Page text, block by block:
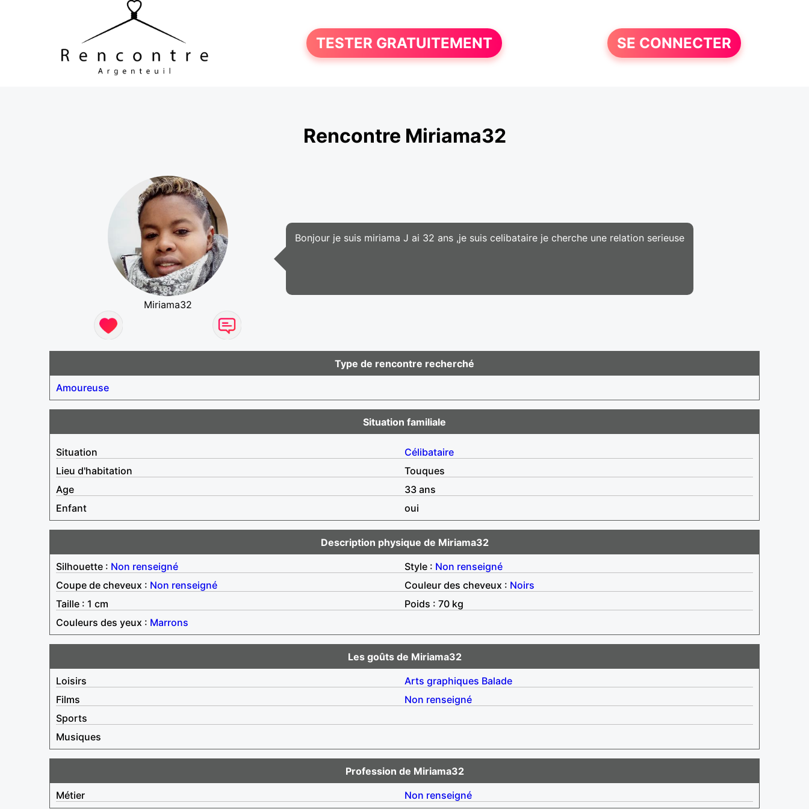
TESTER GRATUITEMENT SE CONNECTER
Rencontre Miriama32
Miriama32
Bonjour je suis miriama J ai 32 ans ,je suis celibataire je cherche une relation serieuse
Type de rencontre recherché
Amoureuse
Situation familiale
Situation
Célibataire
Lieu d'habitation
Touques
Age
33 ans
Enfant
oui
Description physique de Miriama32
Silhouette : Non renseigné Style : Non renseigné
Coupe de cheveux : Non renseigné Couleur des cheveux : Noirs
Taille : 1 cm
Poids : 70 kg
Couleurs des yeux : Marrons
Les goûts de Miriama32
Loisirs
Arts graphiques Balade
Films
Non renseigné
Sports
Musiques
Profession de Miriama32
Métier
Non renseigné